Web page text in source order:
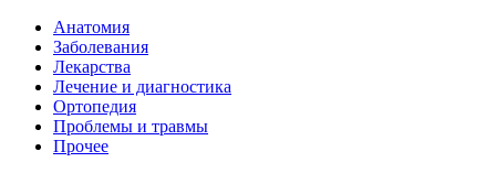
Анатомия
Заболевания
Лекарства
Лечение и диагностика
Ортопедия
Проблемы и травмы
Прочее